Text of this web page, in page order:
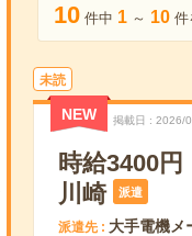
10 件中 1 ～ 10 件
未読
NEW 掲載日 2026/
時給3400
川崎
派遣
派遣先 大手電機メ